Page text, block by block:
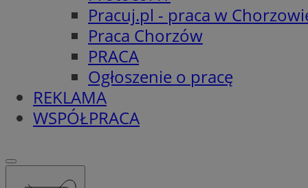
Pracuj.pl - praca w
Praca Chorzów
PRACA
Ogłoszenie o pracę
REKLAMA
WSPÓŁPRACA